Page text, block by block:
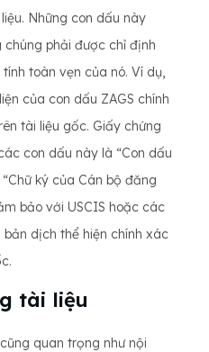
Những con dấu này
phải được chỉ định
toàn vẹn của nó. Ví dụ,
của con dấu ZAGS chính
tài liệu gốc. Giấy chứng
con dấu này là “Con dấu
ký của Cán bộ đăng
bảo với USCIS hoặc các
dịch thể hiện chính xác
tài liệu
cũng quan trọng như nội